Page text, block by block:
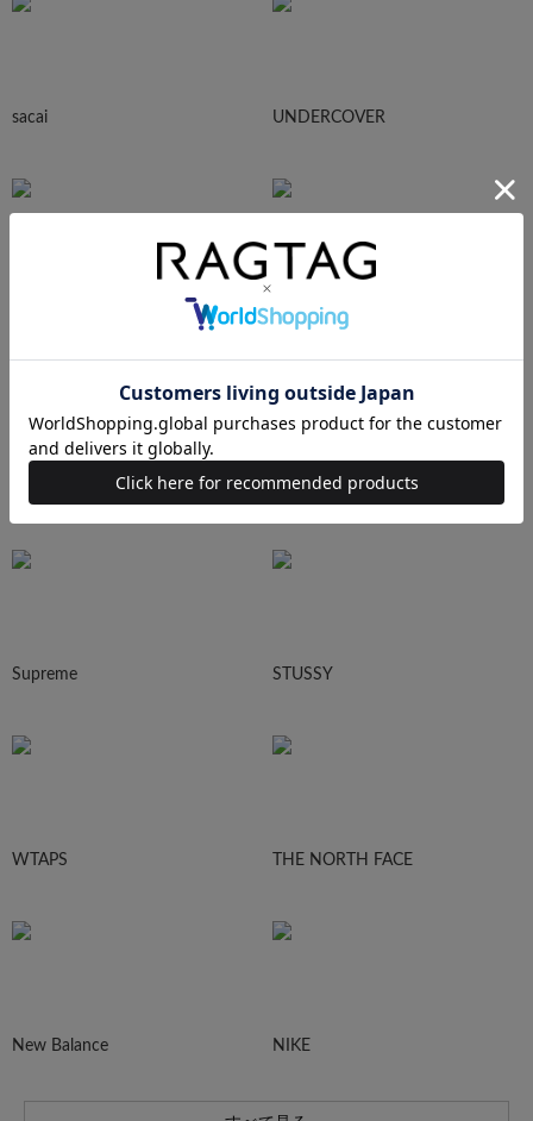
sacai UNDERCOVER
HUMAN MADE
Supreme STUSSY
WTAPS THE NORTH FACE
New Balance NIKE